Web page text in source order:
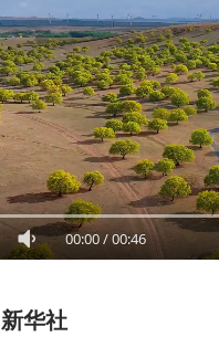
00:00/00:46
新华社